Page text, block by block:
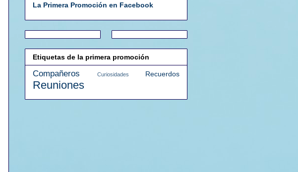
La Primera Promoción en Facebook
Etiquetas de la primera promoción
Compañeros Curiosidades Recuerdos
Reuniones